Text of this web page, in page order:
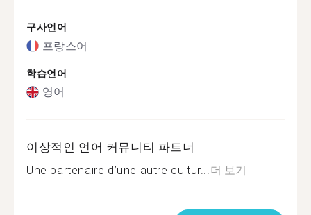
구사언어
프랑스어
학습언어
영어
이상적인 언어 커뮤니티 파트너
Une partenaire d’une autre cultur...더 보기